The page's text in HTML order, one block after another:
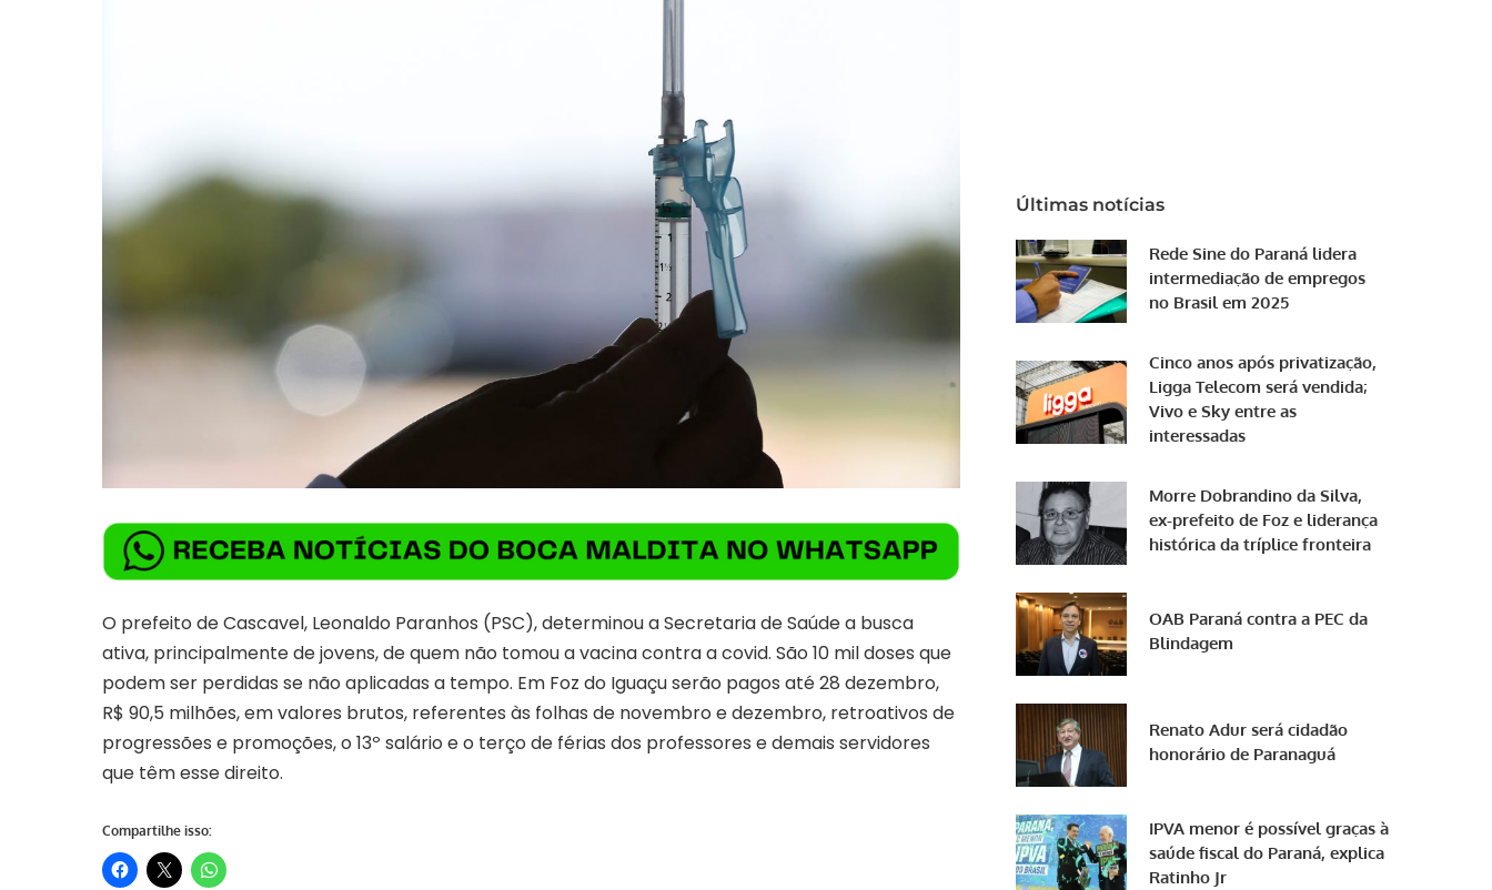
O prefeito de Cascavel, Leonaldo Paranhos (PSC), determinou a Secretaria de Saúde a busca
ativa, principalmente de jovens, de quem não tomou a vacina contra a covid. São 10 mil doses que
podem ser perdidas se não aplicadas a tempo. Em Foz do Iguaçu serão pagos até 28 dezembro,
R$ 90,5 milhões, em valores brutos, referentes às folhas de novembro e dezembro, retroativos de
progressões e promoções, o 13º salário e o terço de férias dos professores e demais servidores
que têm esse direito.
Compartilhe isso:
Últimas notícias
Rede Sine do Paraná lidera
intermediação de empregos
no Brasil em 2025
Cinco anos após privatização,
Ligga Telecom será vendida;
Vivo e Sky entre as
interessadas
Morre Dobrandino da Silva,
ex-prefeito de Foz e liderança
histórica da tríplice fronteira
OAB Paraná contra a PEC da
Blindagem
Renato Adur será cidadão
honorário de Paranaguá
IPVA menor é possível graças à
saúde fiscal do Paraná, explica
Ratinho Jr